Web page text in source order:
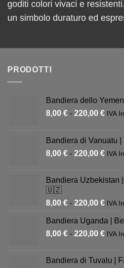
goditi colori vivaci e
un simbolo duraturo ed
PRODOTTI
8,00 € - 220,00 € IVA
Bandiera di
8,00 € - 220,00 € IVA
Bandiera Uzbekistan |
🇺🇿
8,00 € - 220,00 € IVA
Bandiera Uganda |
8,00 € - 220,00 € IVA
Bandiera di Tuvalu |